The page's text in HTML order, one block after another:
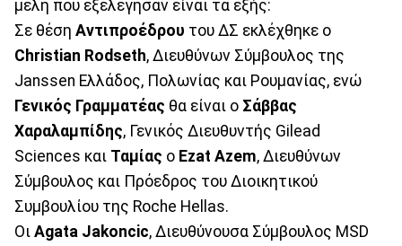
μέλη που εξελέγησαν είναι τα εξής:
Σε θέση Αντιπροέδρου του ΔΣ εκλέχθηκε ο
Christian Rodseth, Διευθύνων Σύμβουλος της
Janssen Ελλάδος, Πολωνίας και Ρουμανίας, ενώ
Γενικός Γραμματέας θα είναι ο Σάββας
Χαραλαμπίδης, Γενικός Διευθυντής Gilead
Sciences και Ταμίας ο Ezat Azem, Διευθύνων
Σύμβουλος και Πρόεδρος του Διοικητικού
Συμβουλίου της Roche Hellas.
Οι Agata Jakoncic, Διευθύνουσα Σύμβουλος MSD